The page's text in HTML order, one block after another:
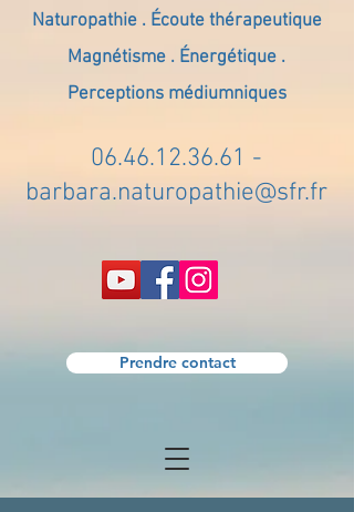
Naturopathie . Écoute thérapeutique
Magnétisme . Énergétique .
Perceptions médiumniques
06.46.12.36.61 -
barbara.naturopathie@sfr.fr
Prendre contact